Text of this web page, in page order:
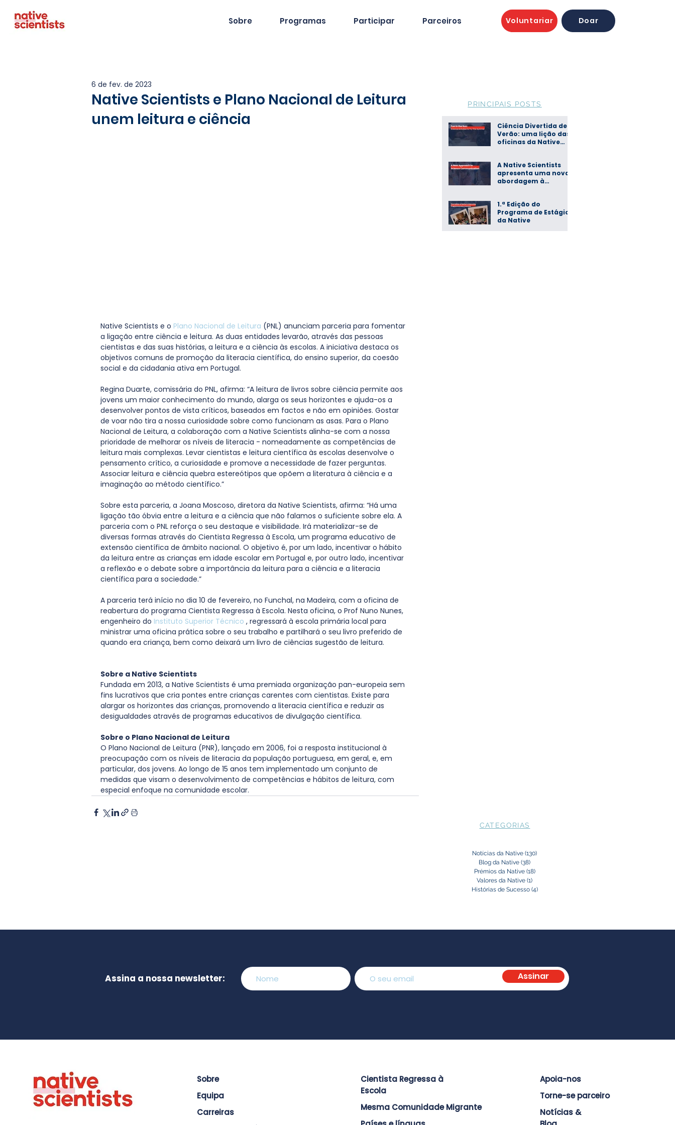
Sobre Programas Participar Parceiros Voluntariar Doar
Native Scientists e Plano Nacional de Leitura
unem leitura e ciência
6 de fev. de 2023
Native Scientists e o Plano Nacional de Leitura (PNL) anunciam parceria para fomentar
a ligação entre ciência e leitura. As duas entidades levarão, através das pessoas
cientistas e das suas histórias, a leitura e a ciência às escolas. A iniciativa destaca os
objetivos comuns de promoção da literacia científica, do ensino superior, da coesão
social e da cidadania ativa em Portugal.
Regina Duarte, comissária do PNL, afirma: “A leitura de livros sobre ciência permite aos
jovens um maior conhecimento do mundo, alarga os seus horizontes e ajuda-os a
desenvolver pontos de vista críticos, baseados em factos e não em opiniões. Gostar
de voar não tira a nossa curiosidade sobre como funcionam as asas. Para o Plano
Nacional de Leitura, a colaboração com a Native Scientists alinha-se com a nossa
prioridade de melhorar os níveis de literacia - nomeadamente as competências de
leitura mais complexas. Levar cientistas e leitura científica às escolas desenvolve o
pensamento crítico, a curiosidade e promove a necessidade de fazer perguntas.
Associar leitura e ciência quebra estereótipos que opõem a literatura à ciência e a
imaginação ao método científico.”
Sobre esta parceria, a Joana Moscoso, diretora da Native Scientists, afirma: “Há uma
ligação tão óbvia entre a leitura e a ciência que não falamos o suficiente sobre ela. A
parceria com o PNL reforça o seu destaque e visibilidade. Irá materializar-se de
diversas formas através do Cientista Regressa à Escola, um programa educativo de
extensão científica de âmbito nacional. O objetivo é, por um lado, incentivar o hábito
da leitura entre as crianças em idade escolar em Portugal e, por outro lado, incentivar
a reflexão e o debate sobre a importância da leitura para a ciência e a literacia
científica para a sociedade.”
A parceria terá início no dia 10 de fevereiro, no Funchal, na Madeira, com a oficina de
reabertura do programa Cientista Regressa à Escola. Nesta oficina, o Prof Nuno Nunes,
engenheiro do Instituto Superior Técnico , regressará à escola primária local para
ministrar uma oficina prática sobre o seu trabalho e partilhará o seu livro preferido de
quando era criança, bem como deixará um livro de ciências sugestão de leitura.
Sobre a Native Scientists
Fundada em 2013, a Native Scientists é uma premiada organização pan-europeia sem
fins lucrativos que cria pontes entre crianças carentes com cientistas. Existe para
alargar os horizontes das crianças, promovendo a literacia científica e reduzir as
desigualdades através de programas educativos de divulgação científica.
Sobre o Plano Nacional de Leitura
O Plano Nacional de Leitura (PNR), lançado em 2006, foi a resposta institucional à
preocupação com os níveis de literacia da população portuguesa, em geral, e, em
particular, dos jovens. Ao longo de 15 anos tem implementado um conjunto de
medidas que visam o desenvolvimento de competências e hábitos de leitura, com
especial enfoque na comunidade escolar.
PRINCIPAIS POSTS
Ciência Divertida de
Verão: uma lição das
oficinas da Native
A Native Scientists
apresenta uma nova
abordagem à
1.ª Edição do
Programa de Estágios
da Native
CATEGORIAS
Notícias da Native (130)
Blog da Native (38)
Prémios da Native (18)18 posts
Valores da Native (1)
Histórias de Sucesso (4)4 posts
Assina a nossa newsletter: Assinar
Sobre
Equipa
Carreiras
Cientista Regressa à
Escola
Mesma Comunidade Migrante
Apoia-nos
Torne-se parceiro
Notícias &